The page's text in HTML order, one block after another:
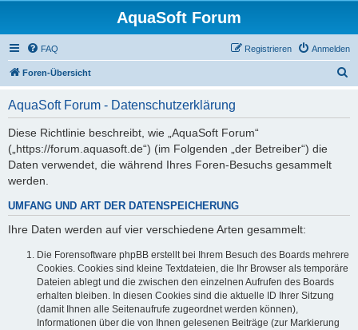
AquaSoft Forum
FAQ Anmelden
Registrieren
Foren-Übersicht
AquaSoft Forum - Datenschutzerklärung
Diese Richtlinie beschreibt, wie „AquaSoft Forum“
(„https://forum.aquasoft.de“) (im Folgenden „der Betreiber“) die
Daten verwendet, die während Ihres Foren-Besuchs gesammelt
werden.
UMFANG UND ART DER DATENSPEICHERUNG
Ihre Daten werden auf vier verschiedene Arten gesammelt:
Die Forensoftware phpBB erstellt bei Ihrem Besuch des Boards mehrere
Cookies. Cookies sind kleine Textdateien, die Ihr Browser als temporäre
Dateien ablegt und die zwischen den einzelnen Aufrufen des Boards
erhalten bleiben. In diesen Cookies sind die aktuelle ID Ihrer Sitzung
(damit Ihnen alle Seitenaufrufe zugeordnet werden können),
Informationen über die von Ihnen gelesenen Beiträge (zur Markierung